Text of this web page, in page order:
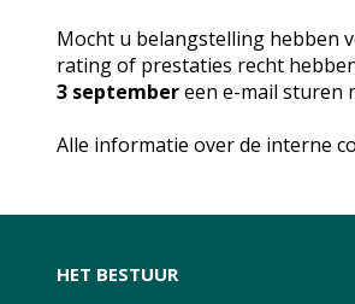
Mocht u belangstelling hebben
rating of prestaties recht
3 septembereen e-mail sturen
Alle informatie over de interne
HET BESTUUR